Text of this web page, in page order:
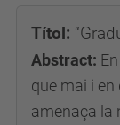
Títol:
Abstract:
que mai i
amenaça la